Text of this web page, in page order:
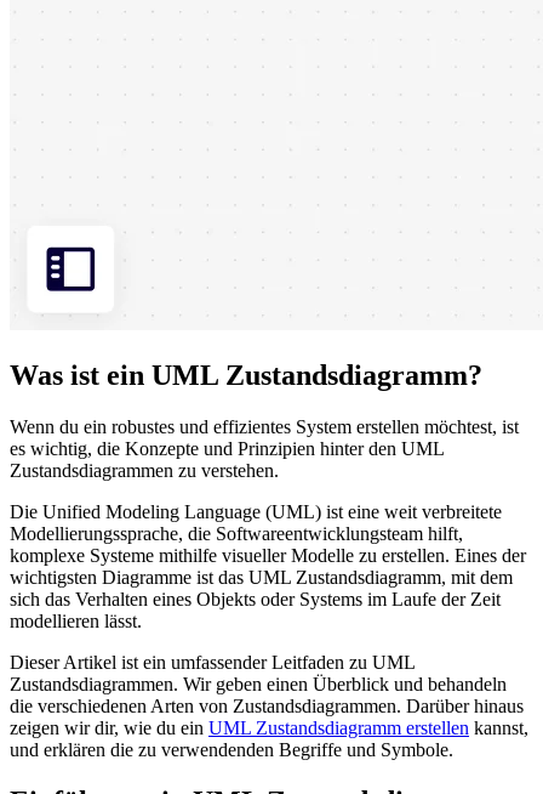
Was ist ein UML Zustandsdiagramm?
Wenn du ein robustes und effizientes System erstellen möchtest, ist
es wichtig, die Konzepte und Prinzipien hinter den UML
Zustandsdiagrammen zu verstehen.
Die Unified Modeling Language (UML) ist eine weit verbreitete
Modellierungssprache, die Softwareentwicklungsteam hilft,
komplexe Systeme mithilfe visueller Modelle zu erstellen. Eines der
wichtigsten Diagramme ist das UML Zustandsdiagramm, mit dem
sich das Verhalten eines Objekts oder Systems im Laufe der Zeit
modellieren lässt.
Dieser Artikel ist ein umfassender Leitfaden zu UML
Zustandsdiagrammen. Wir geben einen Überblick und behandeln
die verschiedenen Arten von Zustandsdiagrammen. Darüber hinaus
zeigen wir dir, wie du ein UML Zustandsdiagramm erstellen kannst,
und erklären die zu verwendenden Begriffe und Symbole.